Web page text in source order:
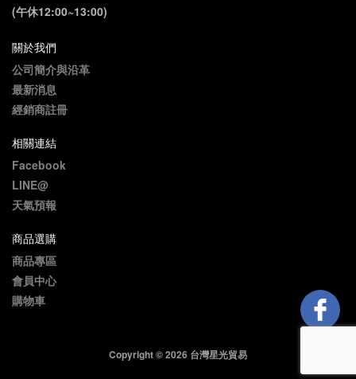
(午休12:00~13:00)
關於我們
公司簡介與沿革
最新消息
經銷商註冊
相關連結
Facebook
LINE@
天氣預報
商品選購
商品專區
會員中心
購物車
Copyright © 2026 台灣星光貿易